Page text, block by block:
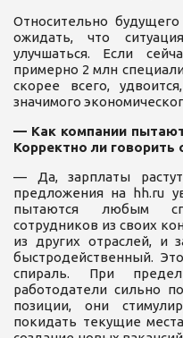
Относительно
ожидать, что
улучшаться. Если
примерно 2 млн
скорее всего,
значимого
— Как компании
Корректно ли говорить
— Да, зарплаты
предложения на hh.ru
пытаются любым
сотрудников из своих
из других отраслей, и
быстродейственный.
спираль. При
работодатели сильно
позиции, они
покидать текущие